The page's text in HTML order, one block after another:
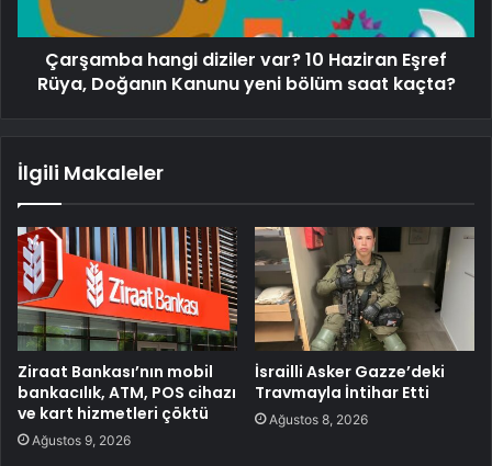
Çarşamba hangi diziler var? 10 Haziran Eşref
Rüya, Doğanın Kanunu yeni bölüm saat kaçta?
İlgili Makaleler
Ziraat Bankası’nın mobil
bankacılık, ATM, POS cihazı
ve kart hizmetleri çöktü
Ağustos 9, 2026
İsrailli Asker Gazze’deki
Travmayla İntihar Etti
Ağustos 8, 2026